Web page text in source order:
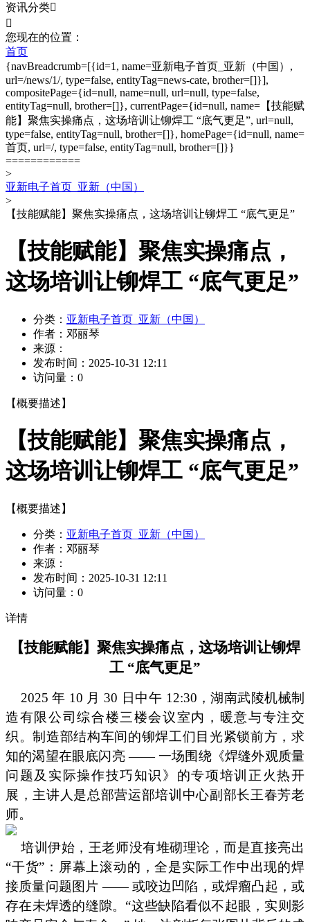
资讯分类

您现在的位置：
首页
{navBreadcrumb=[{id=1, name=亚新电子首页_亚新（中国）,
url=/news/1/, type=false, entityTag=news-cate, brother=[]}],
compositePage={id=null, name=null, url=null, type=false,
entityTag=null, brother=[]}, currentPage={id=null, name=【技能赋
能】聚焦实操痛点，这场培训让铆焊工 “底气更足”, url=null,
type=false, entityTag=null, brother=[]}, homePage={id=null, name=
首页, url=/, type=false, entityTag=null, brother=[]}}
============
>
亚新电子首页_亚新（中国）
>
【技能赋能】聚焦实操痛点，这场培训让铆焊工 “底气更足”
【技能赋能】聚焦实操痛点，
这场培训让铆焊工 “底气更足”
分类： 亚新电子首页_亚新（中国）
作者： 邓丽琴
来源：
发布时间： 2025-10-31 12:11
访问量： 0
【概要描述】
【技能赋能】聚焦实操痛点，
这场培训让铆焊工 “底气更足”
【概要描述】
分类： 亚新电子首页_亚新（中国）
作者： 邓丽琴
来源：
发布时间： 2025-10-31 12:11
访问量： 0
详情
【技能赋能】聚焦实操痛点，这场培训让铆焊
工 “底气更足”
2025 年 10 月 30 日中午 12:30，湖南武陵机械制
造有限公司综合楼三楼会议室内，暖意与专注交
织。制造部结构车间的铆焊工们目光紧锁前方，求
知的渴望在眼底闪亮 —— 一场围绕《焊缝外观质量
问题及实际操作技巧知识》的专项培训正火热开
展，主讲人是总部营运部培训中心副部长王春芳老
师。
培训伊始，王老师没有堆砌理论，而是直接亮出
“干货”：屏幕上滚动的，全是实际工作中出现的焊
接质量问题图片 —— 或咬边凹陷，或焊瘤凸起，或
存在未焊透的缝隙。“这些缺陷看似不起眼，实则影